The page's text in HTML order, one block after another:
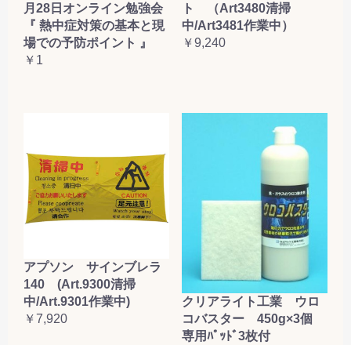
月28日オンライン勉強会
『 熱中症対策の基本と現
場での予防ポイント 』
￥1
ト （Art3480清掃
中/Art3481作業中）
￥9,240
アプソン サインブレラ
140 (Art.9300清掃
中/Art.9301作業中)
￥7,920
クリアライト工業 ウロ
コバスター 450g×3個
専用ﾊﾟｯﾄﾞ3枚付